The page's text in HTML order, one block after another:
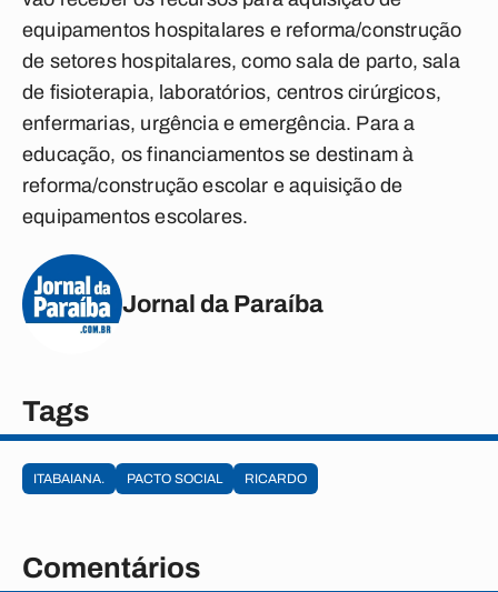
equipamentos hospitalares e reforma/construção
de setores hospitalares, como sala de parto, sala
de fisioterapia, laboratórios, centros cirúrgicos,
enfermarias, urgência e emergência. Para a
educação, os financiamentos se destinam à
reforma/construção escolar e aquisição de
equipamentos escolares.
Jornal da Paraíba
Tags
ITABAIANA. PACTO SOCIAL RICARDO
Comentários